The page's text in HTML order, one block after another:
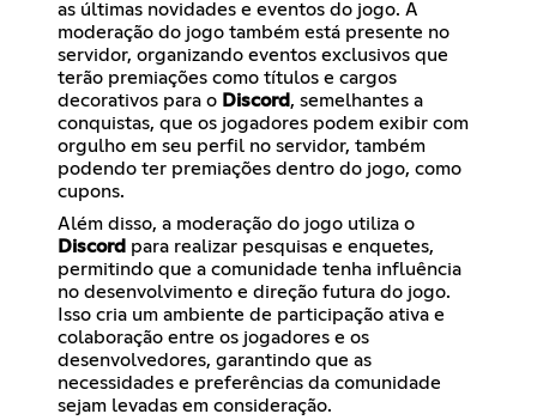
as últimas novidades e eventos do jogo. A
moderação do jogo também está presente no
servidor, organizando eventos exclusivos que
terão premiações como títulos e cargos
decorativos para o Discord , semelhantes a
conquistas, que os jogadores podem exibir com
orgulho em seu perfil no servidor, também
podendo ter premiações dentro do jogo, como
cupons.
Além disso, a moderação do jogo utiliza o
Discord para realizar pesquisas e enquetes,
permitindo que a comunidade tenha influência
no desenvolvimento e direção futura do jogo.
Isso cria um ambiente de participação ativa e
colaboração entre os jogadores e os
desenvolvedores, garantindo que as
necessidades e preferências da comunidade
sejam levadas em consideração.